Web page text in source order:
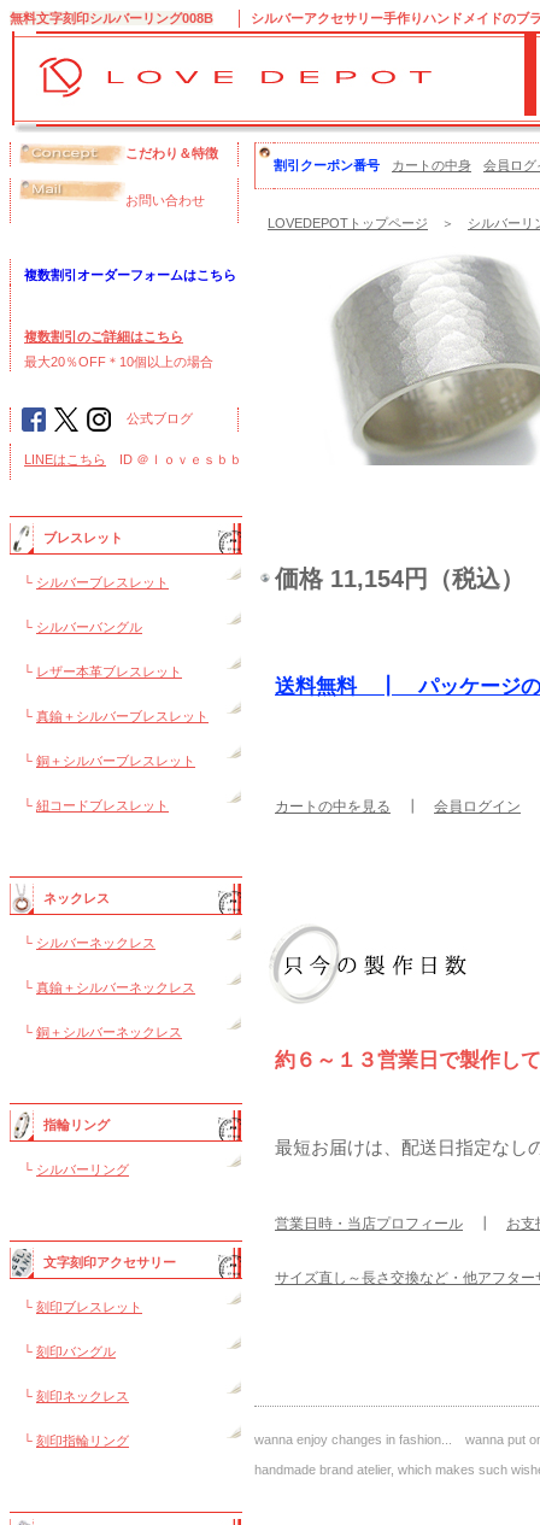
無料文字刻印シルバーリング008B シルバーアクセサリー手作りハンドメイドのブ
こだわり＆特徴
お問い合わせ
複数割引オーダーフォームはこちら
複数割引のご詳細はこちら
最大20％OFF＊10個以上の場合
公式ブログ
LINEはこちら ID ＠ｌｏｖｅｓｂｂ
ブレスレット
└ シルバーブレスレット
└ シルバーバングル
└ レザー本革ブレスレット
└ 真鍮＋シルバーブレスレット
└ 銅＋シルバーブレスレット
└ 紐コードブレスレット
ネックレス
└ シルバーネックレス
└ 真鍮＋シルバーネックレス
└ 銅＋シルバーネックレス
指輪リング
└ シルバーリング
文字刻印アクセサリー
└ 刻印ブレスレット
└ 刻印バングル
└ 刻印ネックレス
└ 刻印指輪リング
割引クーポン番号 カートの中身 会員ログ
LOVEDEPOTトップページ ＞ シルバーリ
価格 11,154円（税込）
送料無料 ┃ パッケージの
カートの中を見る 会員ログイン
約６～１３営業日で製作し
最短お届けは、配送日指定なし
営業日時・当店プロフィール お支
サイズ直し～長さ交換など・他アフタ
wanna enjoy changes in fashion... wanna put
handmade brand atelier, which makes such